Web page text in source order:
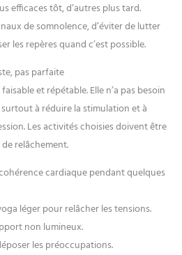
efficaces tôt, d’autres plus tard.
de somnolence, d’éviter de lutter
les repères quand c’est possible.
pas parfaite
et répétable. Elle n’a pas besoin
à réduire la stimulation et à
Les activités choisies doivent être
relâchement.
cardiaque pendant quelques
léger pour relâcher les tensions.
non lumineux.
les préoccupations.